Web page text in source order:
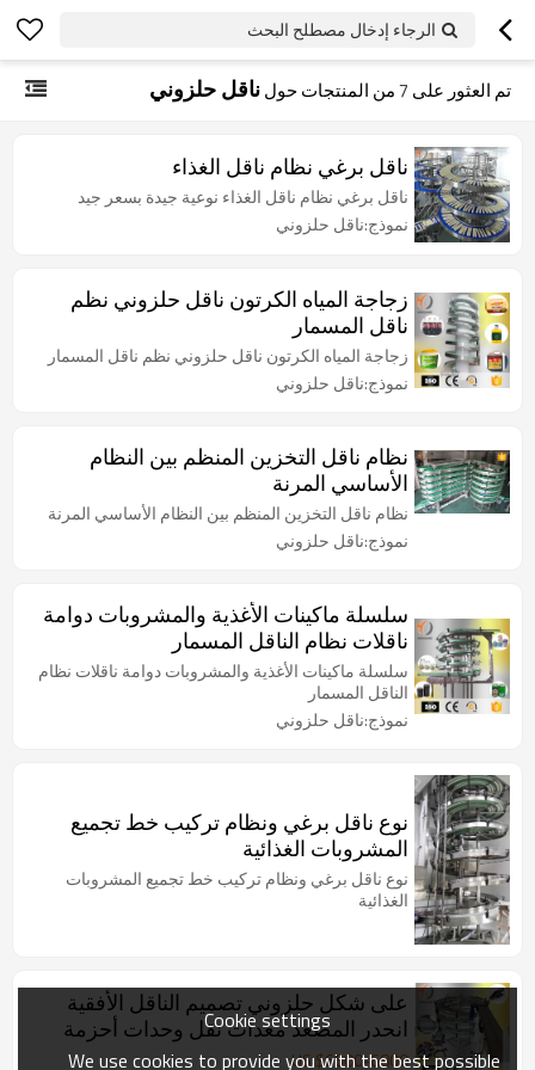
الرجاء إدخال مصطلح البحث
تم العثور على 7من المنتجات حولناقل حلزوني
ناقل برغي نظام ناقل الغذاء
ناقل برغي نظام ناقل الغذاء نوعية جيدة بسعر جيد
نموذج:ناقل حلزوني
زجاجة المياه الكرتون ناقل حلزوني نظم
ناقل المسمار
زجاجة المياه الكرتون ناقل حلزوني نظم ناقل المسمار
نموذج:ناقل حلزوني
نظام ناقل التخزين المنظم بين النظام
الأساسي المرنة
نظام ناقل التخزين المنظم بين النظام الأساسي المرنة
نموذج:ناقل حلزوني
سلسلة ماكينات الأغذية والمشروبات دوامة
ناقلات نظام الناقل المسمار
سلسلة ماكينات الأغذية والمشروبات دوامة ناقلات نظام
الناقل المسمار
نموذج:ناقل حلزوني
نوع ناقل برغي ونظام تركيب خط تجميع
المشروبات الغذائية
نوع ناقل برغي ونظام تركيب خط تجميع المشروبات
الغذائية
على شكل حلزوني تصميم الناقل الأفقية
انحدر المصعد معدات نقل وحدات أحزمة
بلاستيكية سلاسل الفريزر
US $6600-6800
Cookie settings
We use cookies to provide you with the best possible